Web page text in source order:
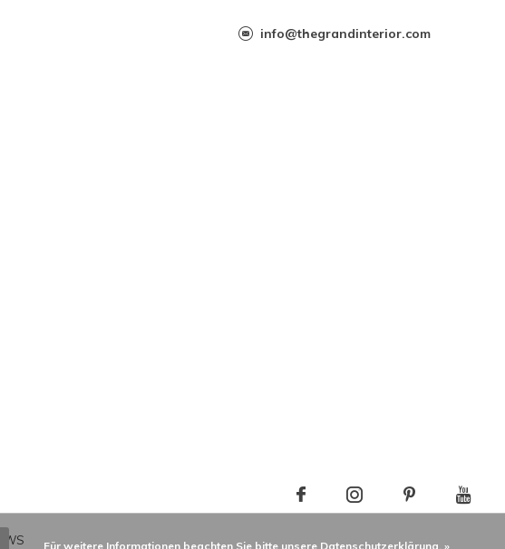
info@thegrandinterior.com
Für weitere Informationen beachten Sie bitte unsere Datenschutzerklärung. »